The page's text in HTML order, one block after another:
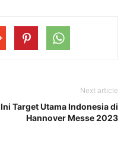
Next article
Ini Target Utama Indonesia di
Hannover Messe 2023